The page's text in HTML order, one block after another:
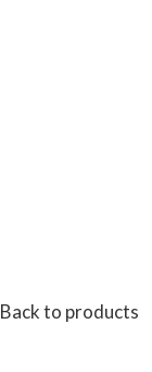
Back to products